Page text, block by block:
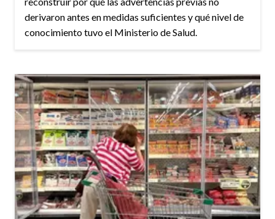
derivaron antes en medidas suficientes y qué nivel de
conocimiento tuvo el Ministerio de Salud.